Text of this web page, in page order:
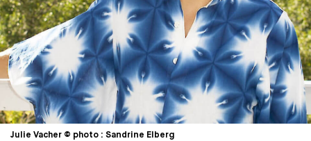
Julie Vacher © photo : Sandrine Elberg